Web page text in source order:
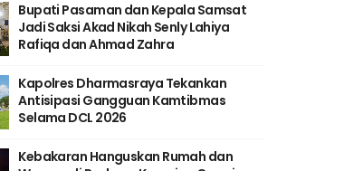
Bupati Pasaman dan Kepala Samsat
Jadi Saksi Akad Nikah Senly Lahiya
Rafiqa dan Ahmad Zahra
Kapolres Dharmasraya Tekankan
Antisipasi Gangguan Kamtibmas
Selama DCL 2026
Kebakaran Hanguskan Rumah dan